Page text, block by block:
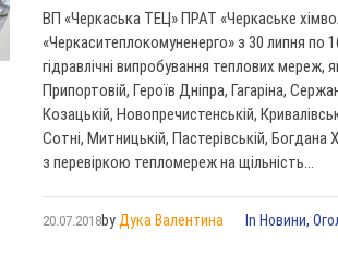
ВП «Черкаська ТЕЦ» ПРАТ «Черкаське
«Черкаситеплокомуненерго» з 30 липня по
гідравлічні випробування теплових мереж,
Припортовій, Героїв Дніпра, Гагаріна,
Козацькій, Новопречистенській,
Сотні, Митницькій, Пастерівській, Богдана
з перевіркою тепломереж на щільність...
20.07.2018by Дука Валентина In Новини,